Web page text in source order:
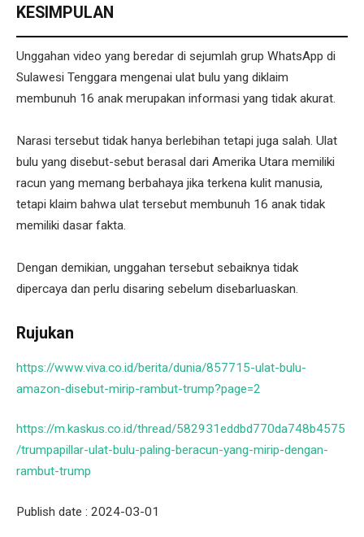
KESIMPULAN
Unggahan video yang beredar di sejumlah grup WhatsApp di
Sulawesi Tenggara mengenai ulat bulu yang diklaim
membunuh 16 anak merupakan informasi yang tidak akurat.
Narasi tersebut tidak hanya berlebihan tetapi juga salah. Ulat
bulu yang disebut-sebut berasal dari Amerika Utara memiliki
racun yang memang berbahaya jika terkena kulit manusia,
tetapi klaim bahwa ulat tersebut membunuh 16 anak tidak
memiliki dasar fakta.
Dengan demikian, unggahan tersebut sebaiknya tidak
dipercaya dan perlu disaring sebelum disebarluaskan.
Rujukan
https://www.viva.co.id/berita/dunia/857715-ulat-bulu-
amazon-disebut-mirip-rambut-trump?page=2
https://m.kaskus.co.id/thread/582931eddbd770da748b4575
/trumpapillar-ulat-bulu-paling-beracun-yang-mirip-dengan-
rambut-trump
Publish date : 2024-03-01